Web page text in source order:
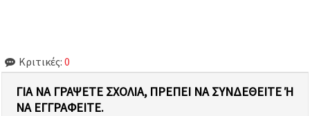
Κριτικές: 0
ΓΙΑ ΝΑ ΓΡΆΨΕΤΕ ΣΧΌΛΙΑ, ΠΡΈΠΕΙ ΝΑ ΣΥΝΔΕΘΕΊΤΕ Ή Ν
Α ΕΓΓΡΑΦΕΊΤΕ.